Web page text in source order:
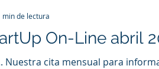
On-Line abril
Nuestra cita mensual para
min de lectura